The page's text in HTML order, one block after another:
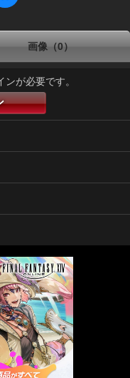
画像（0）
が必要です。